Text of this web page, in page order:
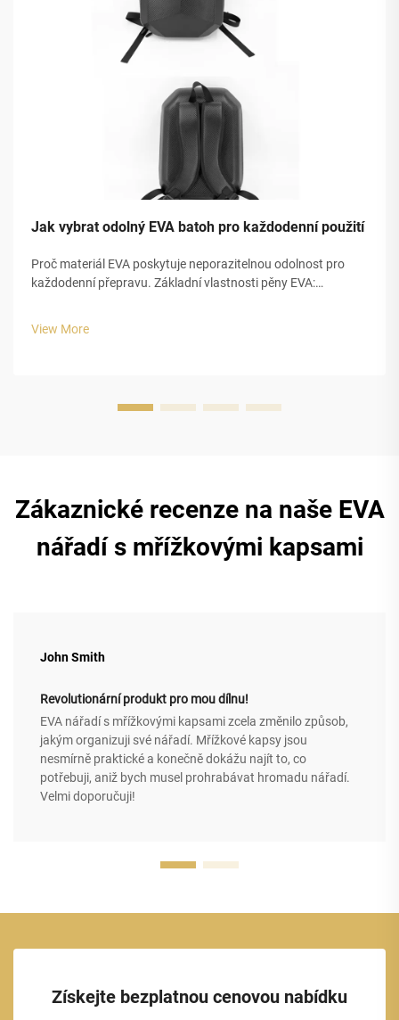
Jak vybrat odolný EVA batoh pro každodenní použití
Proč materiál EVA poskytuje neporazitelnou odolnost pro
každodenní přepravu. Základní vlastnosti pěny EVA:
View More
Zákaznické recenze na naše EVA
nářadí s mřížkovými kapsami
John Smith
Revolutionární produkt pro mou dílnu!
EVA nářadí s mřížkovými kapsami zcela změnilo způsob,
jakým organizuji své nářadí. Mřížkové kapsy jsou
nesmírně praktické a konečně dokážu najít to, co
potřebuji, aniž bych musel prohrabávat hromadu nářadí.
Velmi doporučuji!
Získejte bezplatnou cenovou nabídku